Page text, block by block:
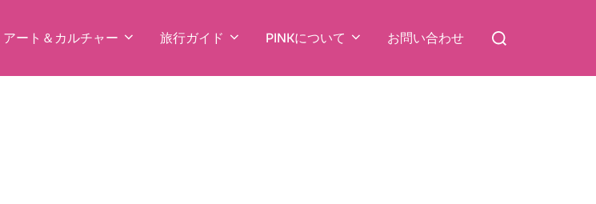
アート＆カルチャー 旅行ガイド PINKについて お問い合わせ
対